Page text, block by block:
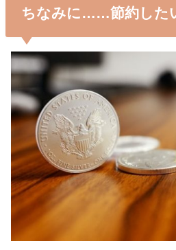
ちなみに……節約した